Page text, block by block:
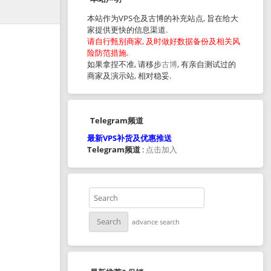
本站作为VPS仓及古博的补充站点, 旨在给大
家提供更快的信息渠道.
请自行甄别商家, 及时做好数据备份及相关风
险防范措施.
如果拿捏不准, 请移步古博, 有亲自测试过的
商家及演示站, 相对稳妥.
Telegram频道
最新VPS补货及优惠推送
Telegram频道 : 点击加入
advance search